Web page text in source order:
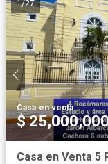
1/27
Casa·en venta
$